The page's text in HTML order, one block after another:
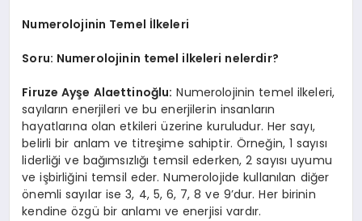
Numerolojinin Temel İlkeleri
Soru: Numerolojinin temel ilkeleri nelerdir?
Firuze Ayşe Alaettinoğlu: Numerolojinin temel ilkeleri,
sayıların enerjileri ve bu enerjilerin insanların
hayatlarına olan etkileri üzerine kuruludur. Her sayı,
belirli bir anlam ve titreşime sahiptir. Örneğin, 1 sayısı
liderliği ve bağımsızlığı temsil ederken, 2 sayısı uyumu
ve işbirliğini temsil eder. Numerolojide kullanılan diğer
önemli sayılar ise 3, 4, 5, 6, 7, 8 ve 9’dur. Her birinin
kendine özgü bir anlamı ve enerjisi vardır.